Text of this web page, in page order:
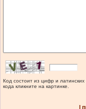
Код состоит из цифр и
кода кликните на картинке.